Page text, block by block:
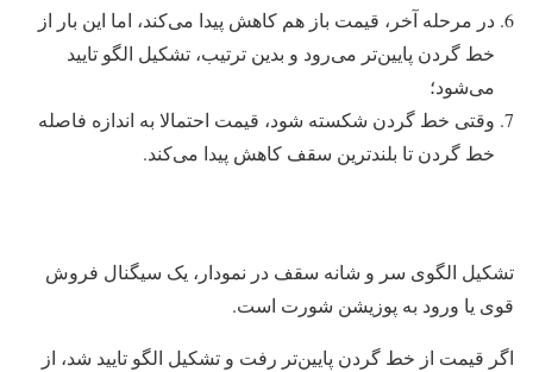
در مرحله آخر، قیمت باز هم کاهش پیدا می‌کند، اما این بار از
خط گردن پایین‌تر می‌رود و بدین ترتیب، تشکیل الگو تایید
می‌شود؛
وقتی خط گردن شکسته شود، قیمت احتمالا به اندازه فاصله
خط گردن تا بلندترین سقف کاهش پیدا می‌کند.
تشکیل الگوی سر و شانه سقف در نمودار، یک سیگنال فروش
قوی یا ورود به پوزیشن شورت است.
اگر قیمت از خط گردن پایین‌تر رفت و تشکیل الگو تایید شد، از